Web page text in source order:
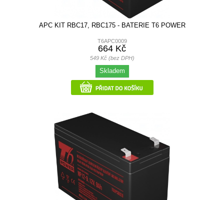
APC KIT RBC17, RBC175 - BATERIE T6 POWER
T6APC0009
664 Kč
549 Kč (bez DPH)
Skladem